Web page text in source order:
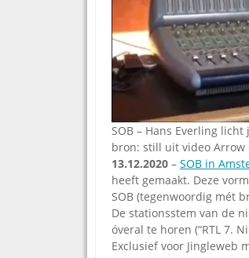
SOB – Hans Everling
bron: still uit video Arrow
13.12.2020 – SOB in
heeft gemaakt. Deze
SOB (tegenwoordig mét
De stationsstem van de
óveral te horen (“RTL 7.
Exclusief voor Jingleweb